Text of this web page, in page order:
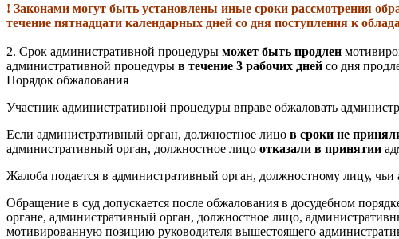
! Законами могут быть установлены иные сроки рассмотрения
течение пятнадцати календарных дней со дня поступления к
2. Срок административной процедуры может быть продлен
административной процедуры в течение 3 рабочих дней со дня
Порядок обжалования
Участник административной процедуры вправе обжаловать
Если административный орган, должностное лицо в сроки не
административный орган, должностное лицо отказали в принятии
Жалоба подается в административный орган, должностному лицу,
Обращение в суд допускается после обжалования в досудебном
органе, административный орган, должностное лицо,
мотивированную позицию руководителя вышестоящего